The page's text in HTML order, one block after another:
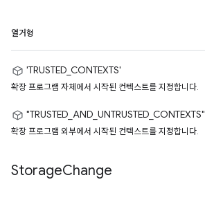
열거형
'TRUSTED_CONTEXTS'
확장 프로그램 자체에서 시작된 컨텍스트를 지정합니다.
"TRUSTED_AND_UNTRUSTED_CONTEXTS"
확장 프로그램 외부에서 시작된 컨텍스트를 지정합니다.
StorageChange